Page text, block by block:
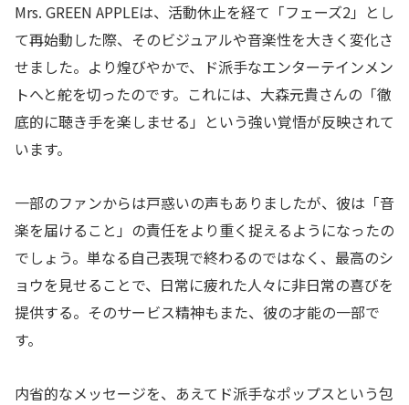
Mrs. GREEN APPLEは、活動休止を経て「フェーズ2」とし
て再始動した際、そのビジュアルや音楽性を大きく変化さ
せました。より煌びやかで、ド派手なエンターテインメン
トへと舵を切ったのです。これには、大森元貴さんの「徹
底的に聴き手を楽しませる」という強い覚悟が反映されて
います。
一部のファンからは戸惑いの声もありましたが、彼は「音
楽を届けること」の責任をより重く捉えるようになったの
でしょう。単なる自己表現で終わるのではなく、最高のシ
ョウを見せることで、日常に疲れた人々に非日常の喜びを
提供する。そのサービス精神もまた、彼の才能の一部で
す。
内省的なメッセージを、あえてド派手なポップスという包